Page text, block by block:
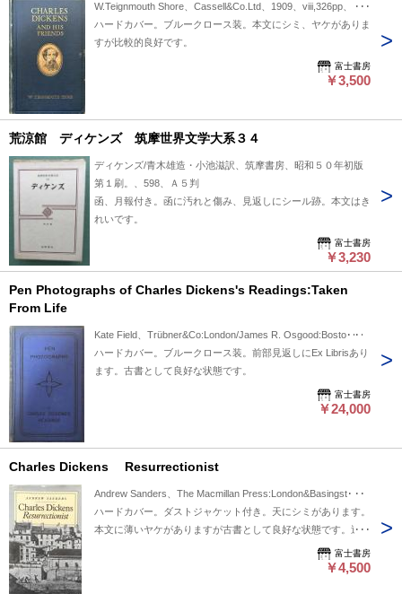
W.Teignmouth Shore、Cassell&Co.Ltd、1909、viii,326pp、･･･
ハードカバー。ブルークロース装。本文にシミ、ヤケがありま
すが比較的良好です。
富士書房
￥3,500
荒涼館 ディケンズ 筑摩世界文学大系３４
ディケンズ/青木雄造・小池滋訳、筑摩書房、昭和５０年初版
第１刷。、598、Ａ５判
函、月報付き。函に汚れと傷み、見返しにシール跡。本文はき
れいです。
富士書房
￥3,230
Pen Photographs of Charles Dickens's Readings:Taken
From Life
Kate Field、Trübner&Co:London/James R. Osgood:Bosto･･･
ハードカバー。ブルークロース装。前部見返しにEx Librisあり
ます。古書として良好な状態です。
富士書房
￥24,000
Charles Dickens Resurrectionist
Andrew Sanders、The Macmillan Press:London&Basingst･･･
ハードカバー。ダストジャケット付き。天にシミがあります。
本文に薄いヤケがありますが古書として良好な状態です。送料
富士書房
￥4,500